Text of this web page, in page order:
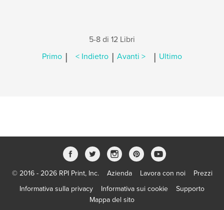
5-8 di 12 Libri
Primo | < Indietro | Avanti > | Ultimo
© 2016 - 2026 RPI Print, Inc. Azienda Lavora con noi
Prezzi
Informativa sulla privacy
Informativa sui cookie
Supporto
Mappa del sito